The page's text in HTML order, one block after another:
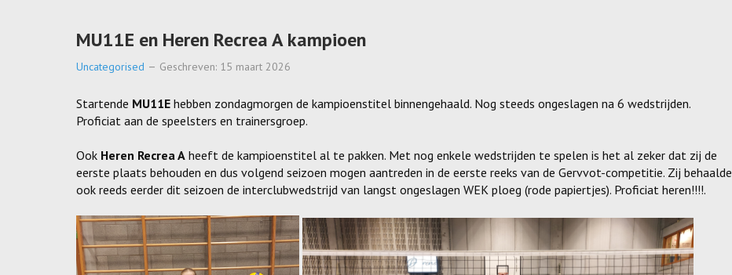
MU11E en Heren Recrea A kampioen
Uncategorised Geschreven: 15 maart 2026
Startende MU11E hebben zondagmorgen de kampioenstitel binnengehaald. Nog steeds ongeslagen na 6 wedstrijden.
Proficiat aan de speelsters en trainersgroep.
Ook Heren Recrea A heeft de kampioenstitel al te pakken. Met nog enkele wedstrijden te spelen is het al zeker dat zij de
eerste plaats behouden en dus volgend seizoen mogen aantreden in de eerste reeks van de Gervvot-competitie. Zij behaalde
ook reeds eerder dit seizoen de interclubwedstrijd van langst ongeslagen WEK ploeg (rode papiertjes). Proficiat heren!!!!.